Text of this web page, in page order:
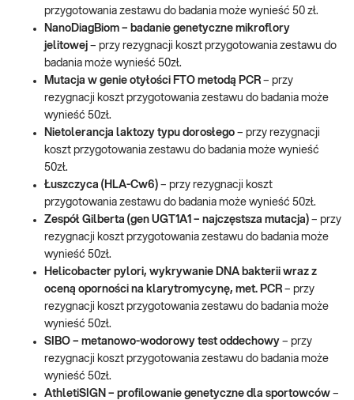
przygotowania zestawu do badania może wynieść 50 zł.
NanoDiagBiom – badanie genetyczne mikroflory
jelitowej – przy rezygnacji koszt przygotowania zestawu do
badania może wynieść 50zł.
Mutacja w genie otyłości FTO metodą PCR – przy
rezygnacji koszt przygotowania zestawu do badania może
wynieść 50zł.
Nietolerancja laktozy typu dorosłego – przy rezygnacji
koszt przygotowania zestawu do badania może wynieść
50zł.
Łuszczyca (HLA-Cw6) – przy rezygnacji koszt
przygotowania zestawu do badania może wynieść 50zł.
Zespół Gilberta (gen UGT1A1 – najczęstsza mutacja) – przy
rezygnacji koszt przygotowania zestawu do badania może
wynieść 50zł.
Helicobacter pylori, wykrywanie DNA bakterii wraz z
oceną oporności na klarytromycynę, met. PCR – przy
rezygnacji koszt przygotowania zestawu do badania może
wynieść 50zł.
SIBO – metanowo-wodorowy test oddechowy – przy
rezygnacji koszt przygotowania zestawu do badania może
wynieść 50zł.
AthletiSIGN – profilowanie genetyczne dla sportowców –